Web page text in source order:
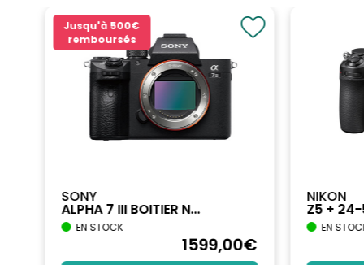
Jusqu'à 500€
remboursés
SONY
ALPHA 7 III BOITIER N...
EN STOCK
1599,00€
NIKON
Z5 +
EN